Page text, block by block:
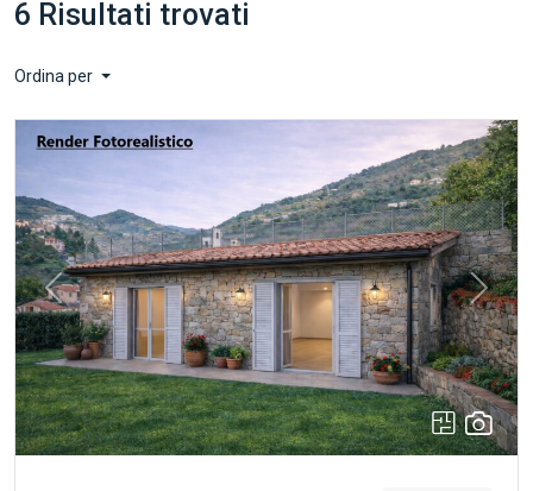
6 Risultati trovati
Ordina per
Previous Next